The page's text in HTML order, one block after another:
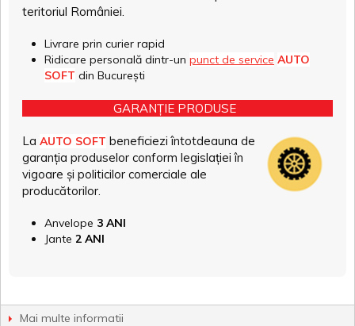
teritoriul României.
Livrare prin curier rapid
Ridicare personală dintr-un punct de service AUTO
SOFT din București
GARANȚIE PRODUSE
La AUTO SOFT beneficiezi întotdeauna de
garanția produselor conform legislației în
vigoare și politicilor comerciale ale
producătorilor.
Anvelope 3 ANI
Jante 2 ANI
Mai multe informatii